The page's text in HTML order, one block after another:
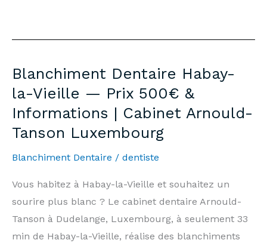
Blanchiment Dentaire Habay-
la-Vieille — Prix 500€ &
Informations | Cabinet Arnould-
Tanson Luxembourg
Blanchiment Dentaire / dentiste
Vous habitez à Habay-la-Vieille et souhaitez un
sourire plus blanc ? Le cabinet dentaire Arnould-
Tanson à Dudelange, Luxembourg, à seulement 33
min de Habay-la-Vieille, réalise des blanchiments